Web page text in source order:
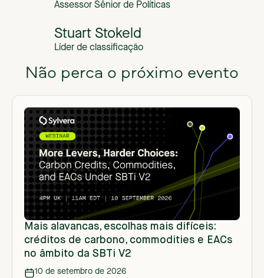
Assessor Sênior de Políticas
Stuart Stokeld
Líder de classificação
Não perca o próximo evento
Mais alavancas, escolhas mais difíceis:
créditos de carbono, commodities e EACs
no âmbito da SBTi V2
10 de setembro de 2026